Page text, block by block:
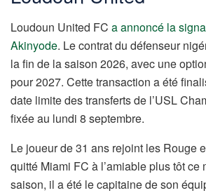
Loudoun United FC a annoncé la
Akinyode. Le contrat du défenseur
la fin de la saison 2026, avec une
pour 2027. Cette transaction a été
date limite des transferts de l’USL
fixée au lundi 8 septembre.
Le joueur de 31 ans rejoint les Rouge
quitté Miami FC à l’amiable plus tôt ce
saison, il a été le capitaine de son